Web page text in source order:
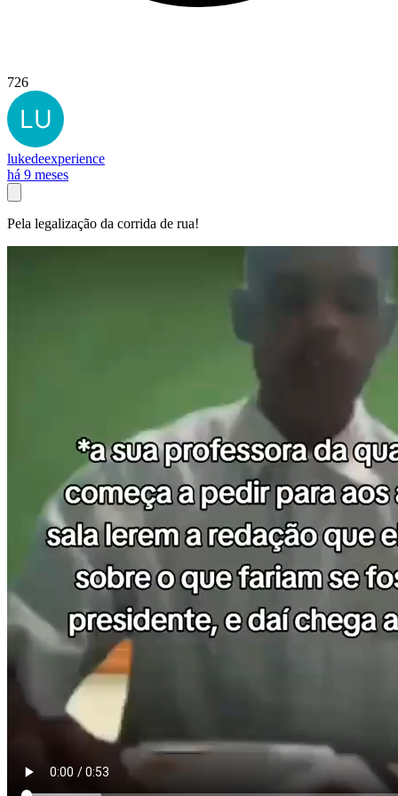
726
lukedeexperience
há 9 meses
Pela legalização da corrida de rua!